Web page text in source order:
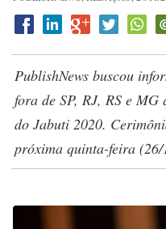
PublishNews buscou
fora de SP, RJ, RS e
do Jabuti 2020.
próxima quinta-feira (26/